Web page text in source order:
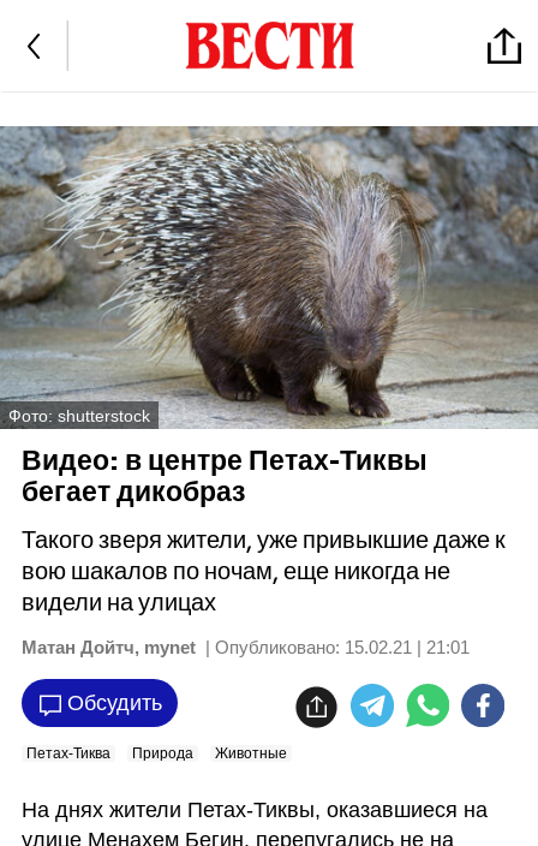
Фото: shutterstock
Видео: в центре Петах-Тиквы
бегает дикобраз
Такого зверя жители, уже привыкшие даже к
вою шакалов по ночам, еще никогда не
видели на улицах
Матан Дойтч, mynet | Опубликовано: 15.02.21 | 21:01
Обсудить
Петах-Тиква Природа Животные
На днях жители Петах-Тиквы, оказавшиеся на
улице Менахем Бегин, перепугались не на